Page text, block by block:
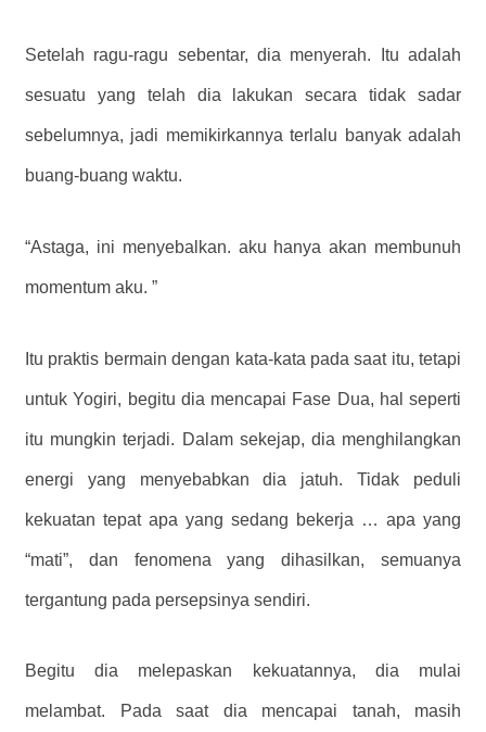
Setelah ragu-ragu sebentar, dia menyerah. Itu adalah
sesuatu yang telah dia lakukan secara tidak sadar
sebelumnya, jadi memikirkannya terlalu banyak adalah
buang-buang waktu.
“Astaga, ini menyebalkan. aku hanya akan membunuh
momentum aku. ”
Itu praktis bermain dengan kata-kata pada saat itu, tetapi
untuk Yogiri, begitu dia mencapai Fase Dua, hal seperti
itu mungkin terjadi. Dalam sekejap, dia menghilangkan
energi yang menyebabkan dia jatuh. Tidak peduli
kekuatan tepat apa yang sedang bekerja … apa yang
“mati”, dan fenomena yang dihasilkan, semuanya
tergantung pada persepsinya sendiri.
Begitu dia melepaskan kekuatannya, dia mulai
melambat. Pada saat dia mencapai tanah, masih